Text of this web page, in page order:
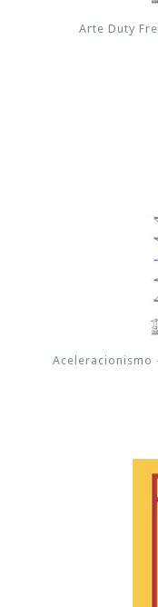
Arte Duty
Aceleracionismo